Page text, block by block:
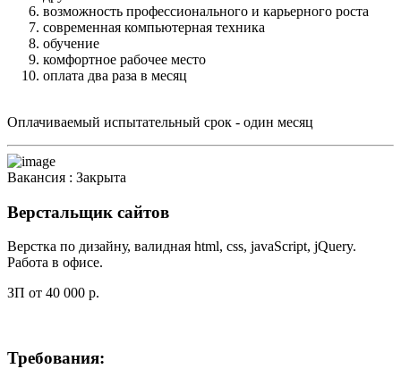
возможность профессионального и карьерного роста
современная компьютерная техника
обучение
комфортное рабочее место
оплата два раза в месяц
Оплачиваемый испытательный срок - один месяц
Вакансия : Закрыта
Верстальщик сайтов
Верстка по дизайну, валидная html, css, javaScript, jQuery.
Работа в офисе.
ЗП от 40 000 р.
Требования: